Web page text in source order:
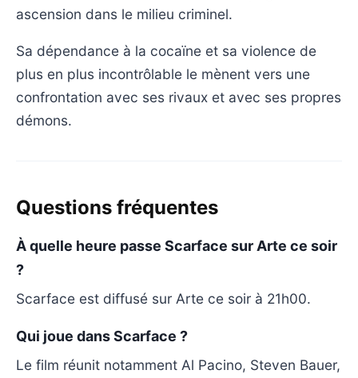
ascension dans le milieu criminel.
Sa dépendance à la cocaïne et sa violence de
plus en plus incontrôlable le mènent vers une
confrontation avec ses rivaux et avec ses propres
démons.
Questions fréquentes
À quelle heure passe Scarface sur Arte ce soir
?
Scarface est diffusé sur Arte ce soir à 21h00.
Qui joue dans Scarface ?
Le film réunit notamment Al Pacino, Steven Bauer,